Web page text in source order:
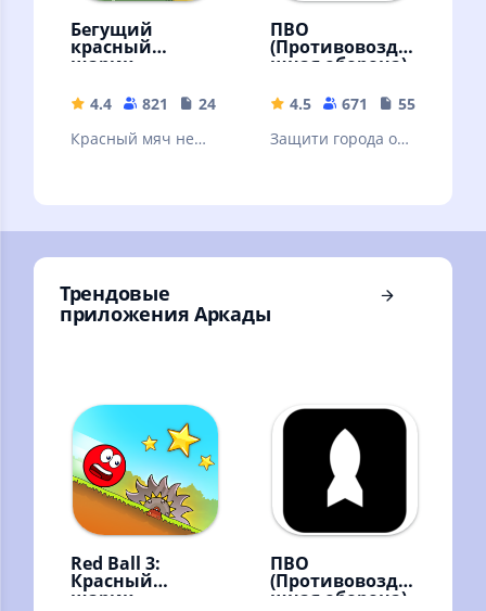
Бегущий
красный
шарик
4.4 821
24.52 MB
Красный мяч не
Прыгун - аркада.
ПВО
(Противовозду
шная оборона)
4.5 671
55.09 MB
Защити города от
Трендовые
приложения Аркады
Red Ball 3:
Красный
шарик
ПВО
(Противовозду
шная оборона)